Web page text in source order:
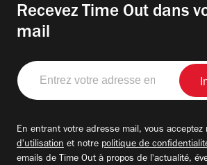
Recevez Time Out dans
mail
Entrez
votre
adresse
En entrant votre adresse mail, vous acceptez
d'utilisation et notre politique de
emails de Time Out à propos de l'actualité,